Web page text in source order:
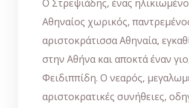
Ο Στρεψιάδης, ένας
Αθηναίος χωρικός,
αριστοκράτισσα Αθηναία,
στην Αθήνα και αποκτά έναν
Φειδιππίδη. Ο νεαρός,
αριστοκρατικές συνήθειες,